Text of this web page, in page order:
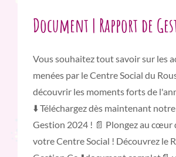
Document | Rapport de
Vous souhaitez tout savoir sur les
menées par le Centre Social du
découvrir les moments forts de
⬇️ Téléchargez dès maintenant
Gestion 2024 ! 📄 Plongez au cœur
votre Centre Social ! Découvrez le